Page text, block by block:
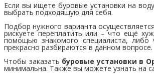
Если вы ищете буровые установки на
выбрать подходящую для себя.
Подбор нужного варианта
рискуете переплатить или – что ещё
помощью знакомого специалиста, либо
прекрасно разбираются в данном вопросе.
Чтобы заказать буровые установки в
минимальна. Также вы можете узнать на